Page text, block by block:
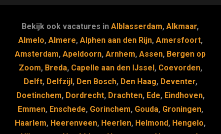
b
o
o
k
k
y
dI
n
Bekijk ook vacatures inAlblasserdam,Alkmaar,
Almelo, Almere, Alphen aan den Rijn, Amersfoort,
Amsterdam,Apeldoorn,Arnhem,Assen, Bergen op
Zoom, Breda, Capelle aan den IJssel, Coevorden,
Delft, Delfzijl, Den Bosch, Den Haag, Deventer,
Doetinchem, Dordrecht, Drachten, Ede, Eindhoven,
Emmen, Enschede, Gorinchem, Gouda, Groningen,
Haarlem, Heerenveen, Heerlen, Helmond, Hengelo,